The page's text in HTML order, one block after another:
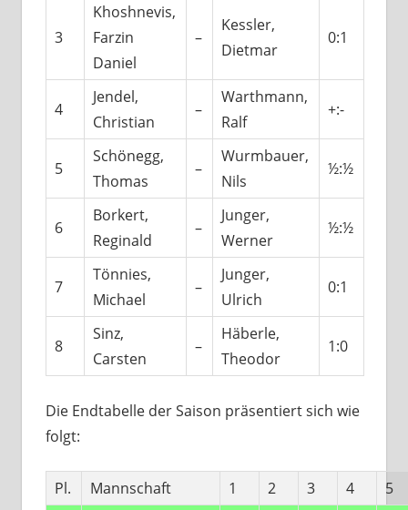
3
Khoshnevis,
Farzin
Daniel
–
Kessler,
Dietmar
0:1
4
Jendel,
Christian
–
Warthmann,
Ralf
+:-
5
Schönegg,
Thomas
–
Wurmbauer,
Nils
½:½
6
Borkert,
Reginald
–
Junger,
Werner
½:½
7
Tönnies,
Michael
–
Junger,
Ulrich
0:1
8
Sinz,
Carsten
–
Häberle,
Theodor
1:0
Die Endtabelle der Saison präsentiert sich wie
folgt:
Pl. Mannschaft 1 2 3 4
5